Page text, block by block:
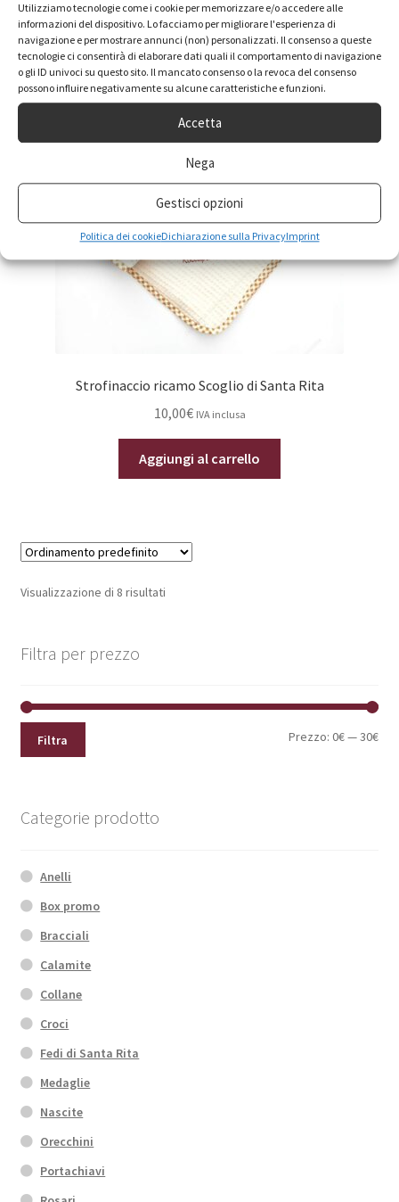
Utilizziamo tecnologie come i cookie per memorizzare e/o accedere alle
informazioni del dispositivo. Lo facciamo per migliorare l'esperienza di
navigazione e per mostrare annunci (non) personalizzati. Il consenso a queste
tecnologie ci consentirà di elaborare dati quali il comportamento di navigazione
o gli ID univoci su questo sito. Il mancato consenso o la revoca del consenso
possono influire negativamente su alcune caratteristiche e funzioni.
Accetta
Nega
Gestisci opzioni
Politica dei cookieDichiarazione sulla PrivacyImprint
Strofinaccio ricamo Scoglio di Santa Rita
10,00€ IVA inclusa
Aggiungi al carrello
Visualizzazione di 8 risultati
Filtra per prezzo
Filtra Prezzo:0€—30€
Categorie prodotto
Anelli
Box promo
Bracciali
Calamite
Collane
Croci
Fedi di Santa Rita
Medaglie
Nascite
Orecchini
Portachiavi